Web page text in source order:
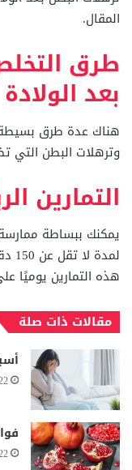
المقال.
طرق
بعد الولادة
هناك عدة طرق
وترهلات البطن التي
التمارين
يمكنك ببساطة ممارسة
هذه التمارين يوميًا
مقالات ذات صلة
22
22